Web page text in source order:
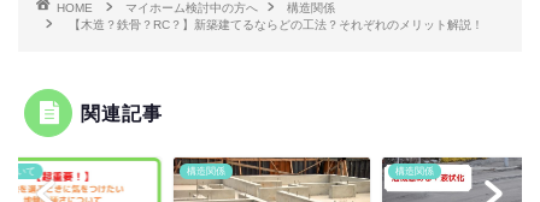
HOME マイホーム検討中の方へ
構造関係
【木造？鉄骨？RC？】新築建てるならどの工法？それぞれのメリット解説！
関連記事
ついて 構造関係 構造関係